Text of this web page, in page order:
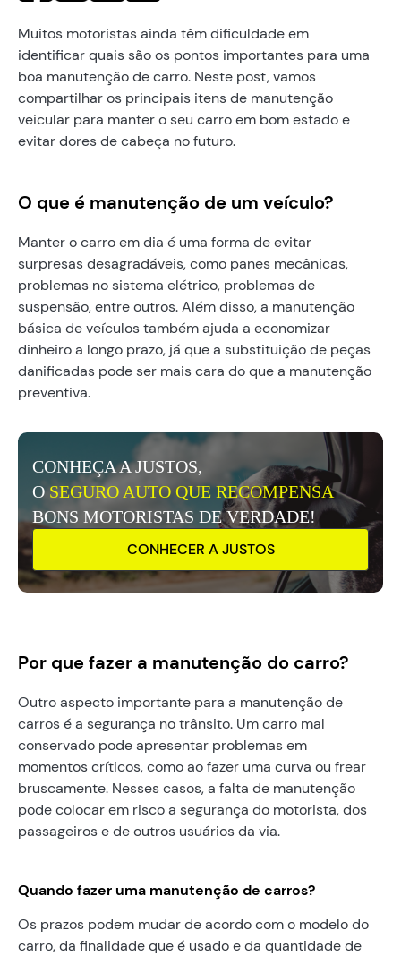
Muitos motoristas ainda têm dificuldade em
identificar quais são os pontos importantes para uma
boa manutenção de carro. Neste post, vamos
compartilhar os principais itens de manutenção
veicular para manter o seu carro em bom estado e
evitar dores de cabeça no futuro.
O que é manutenção de um veículo?
Manter o carro em dia é uma forma de evitar
surpresas desagradáveis, como panes mecânicas,
problemas no sistema elétrico, problemas de
suspensão, entre outros. Além disso, a manutenção
básica de veículos também ajuda a economizar
dinheiro a longo prazo, já que a substituição de peças
danificadas pode ser mais cara do que a manutenção
preventiva.
CONHEÇA A JUSTOS,
OSEGURO AUTO QUE RECOMPENSA
BONS MOTORISTAS DE VERDADE!
CONHECER A JUSTOS
Por que fazer a manutenção do carro?
Outro aspecto importante para a manutenção de
carros é a segurança no trânsito. Um carro mal
conservado pode apresentar problemas em
momentos críticos, como ao fazer uma curva ou frear
bruscamente. Nesses casos, a falta de manutenção
pode colocar em risco a segurança do motorista, dos
passageiros e de outros usuários da via.
Quando fazer uma manutenção de carros?
Os prazos podem mudar de acordo com o modelo do
carro, da finalidade que é usado e da quantidade de